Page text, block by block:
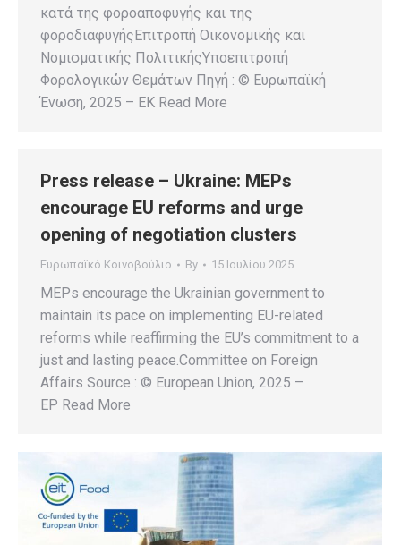
κατά της φοροαποφυγής και της
φοροδιαφυγήςΕπιτροπή Οικονομικής και
Νομισματικής ΠολιτικήςΥποεπιτροπή
Φορολογικών Θεμάτων Πηγή : © Ευρωπαϊκή
Ένωση, 2025 – EK Read More
Press release – Ukraine: MEPs
encourage EU reforms and urge
opening of negotiation clusters
Ευρωπαϊκό Κοινοβούλιο By 15 Ιουλίου 2025
MEPs encourage the Ukrainian government to
maintain its pace on implementing EU-related
reforms while reaffirming the EU’s commitment to a
just and lasting peace.Committee on Foreign
Affairs Source : © European Union, 2025 –
EP Read More